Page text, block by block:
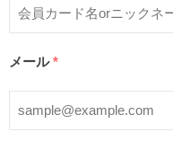
メール *